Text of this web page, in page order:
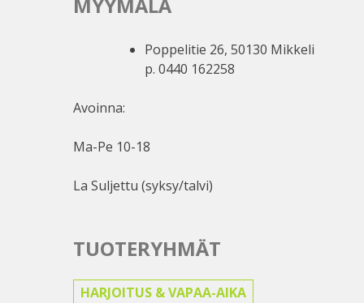
Poppelitie 26, 50130 Mikkeli
p. 0440 162258
Avoinna:
Ma-Pe 10-18
La Suljettu (syksy/talvi)
TUOTERYHMÄT
HARJOITUS & VAPAA-AIKA